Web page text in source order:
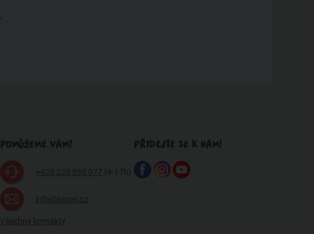
POMŮŽEME VÁM?
+420 220 555 077 (9-17h)
info@biooo.cz
Všechny kontakty
PŘIDEJTE SE K NÁM!